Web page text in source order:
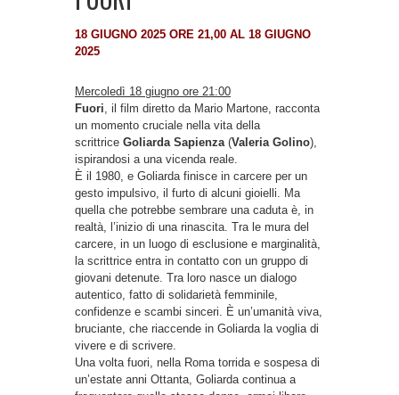
18 GIUGNO 2025 ORE 21,00 AL 18 GIUGNO
2025
Mercoledì 18 giugno ore 21:00
Fuori, il film diretto da Mario Martone, racconta
un momento cruciale nella vita della
scrittrice Goliarda Sapienza(Valeria Golino),
ispirandosi a una vicenda reale.
È il 1980, e Goliarda finisce in carcere per un
gesto impulsivo, il furto di alcuni gioielli. Ma
quella che potrebbe sembrare una caduta è, in
realtà, l’inizio di una rinascita. Tra le mura del
carcere, in un luogo di esclusione e marginalità,
la scrittrice entra in contatto con un gruppo di
giovani detenute. Tra loro nasce un dialogo
autentico, fatto di solidarietà femminile,
confidenze e scambi sinceri. È un’umanità viva,
bruciante, che riaccende in Goliarda la voglia di
vivere e di scrivere.
Una volta fuori, nella Roma torrida e sospesa di
un’estate anni Ottanta, Goliarda continua a